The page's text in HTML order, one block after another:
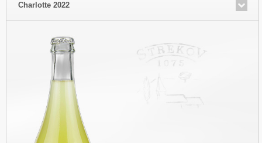
Charlotte 2022